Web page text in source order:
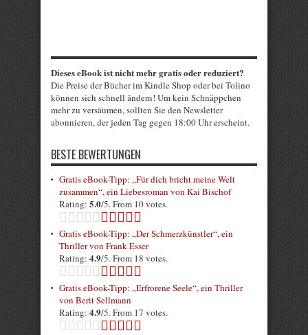
Dieses eBook ist nicht mehr gratis oder reduziert?
Die Preise der Bücher im Kindle Shop oder bei Tolino
können sich schnell ändern! Um kein Schnäppchen
mehr zu versäumen, sollten Sie den Newsletter
abonnieren, der jeden Tag gegen 18:00 Uhr erscheint.
BESTE BEWERTUNGEN
Gratis eBook-Tipp: „Für dich bricht meine Welt
zusammen“, ein Liebesroman von Kai Bischof
Rating: 5.0/5. From 10 votes.
Gratis eBook-Tipp: „Der Schmerzkünstler“, ein
Thriller von Frank Esser
Rating: 4.9/5. From 18 votes.
Gratis eBook-Tipp: „Erfrorene Seele“, ein Thriller
von Berit Sellmann
Rating: 4.9/5. From 17 votes.